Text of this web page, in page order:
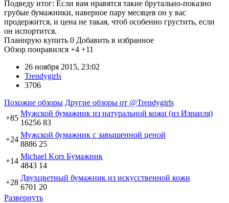
Подведу итог: Если вам нравятся такие брутально-показно
грубые бумажники, наверное пару месяцев он у вас
продержится, и цена не такая, чтоб особенно грустить, если
он испортится.
Планирую купить 0 Добавить в избранное
Обзор понравился +4 +11
26 ноября 2015, 23:02
Trendygirls
3706
Похожие обзоры Другие обзоры от @Trendygirls
+85
Мужской бумажник из натуральной кожи (из Израиля)
16256 83
+24
Мужской бумажник с завышенной ценой
8886 25
+14
Michael Kors Бумажник
4843 14
+28
Двухцветный бумажник из искусственной кожи
6701 20
Развернуть